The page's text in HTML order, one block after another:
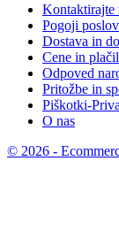
Kontaktirajte
Pogoji
Dostava in
Cene in
Odpoved
Pritožbe in
Piškotki-
O nas
© 2026 -